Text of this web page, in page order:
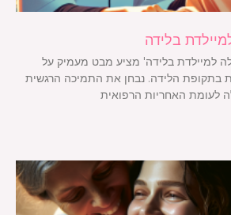
בלידה
למיילדת בלידה' מציע מבט מעמיק על
בתקופת הלידה. נבחן את התמיכה הרגשית
לעומת האחריות הרפואית